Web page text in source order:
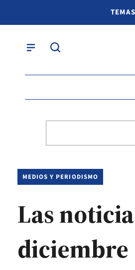
MEDIOS Y PERIODISMO
Las
diciembre